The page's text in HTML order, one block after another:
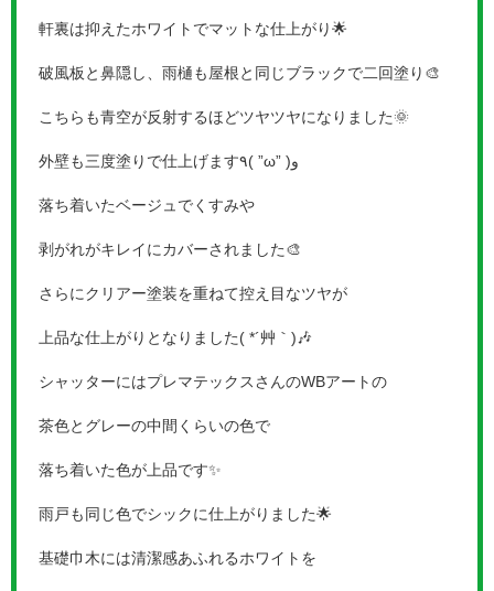
軒裏は抑えたホワイトでマットな仕上がり🌟
破風板と鼻隠し、雨樋も屋根と同じブラックで二回塗り🎨
こちらも青空が反射するほどツヤツヤになりました🌞
外壁も三度塗りで仕上げます٩( ”ω” )و
落ち着いたベージュでくすみや
剥がれがキレイにカバーされました🎨
さらにクリアー塗装を重ねて控え目なツヤが
上品な仕上がりとなりました( *´艸｀)🎶
シャッターにはプレマテックスさんのWBアートの
茶色とグレーの中間くらいの色で
落ち着いた色が上品です✨
雨戸も同じ色でシックに仕上がりました🌟
基礎巾木には清潔感あふれるホワイトを